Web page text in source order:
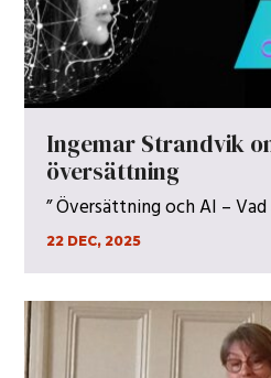
Ingemar Strandvik
översättning
” Översättning och AI –
22 DEC, 2025